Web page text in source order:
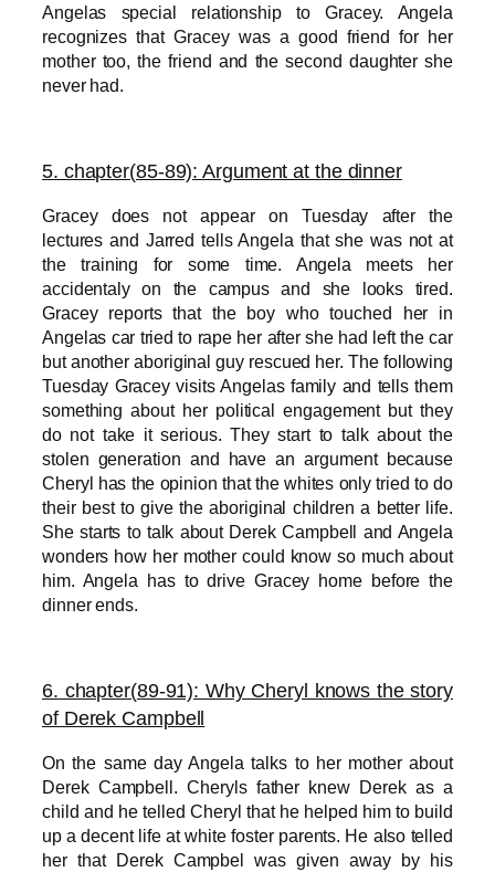
Angelas special relationship to Gracey. Angela
recognizes that Gracey was a good friend for her
mother too, the friend and the second daughter she
never had.
5. chapter(85-89): Argument at the dinner
Gracey does not appear on Tuesday after the
lectures and Jarred tells Angela thatshe was not at
the training for some time. Angela meets her
accidentaly on the campus and she looks tired.
Gracey reports that the boy who touched her in
Angelas car tried to rape her after she had left the car
but another aboriginal guy rescued her. The following
Tuesday Gracey visits Angelas family and tells them
something about her political engagement but they
do not take it serious. They start to talk about the
stolen generation and have an argument because
Cheryl has the opinion that the whites only tried to do
their best to give the aboriginal children a better life.
She starts to talk about Derek Campbell and Angela
wonders how her mother could know so much about
him. Angela has to drive Gracey home before the
dinner ends.
6. chapter(89-91): Why Cheryl knows the story
of Derek Campbell
On the same day Angela talks to her mother about
Derek Campbell. Cheryls father knew Derek as a
child and he telled Cheryl that he helped him to build
up a decent life at white foster parents. He also telled
her that Derek Campbel was given away by his